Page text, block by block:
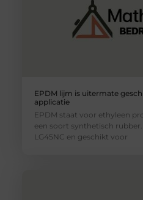
EPDM lijm is uitermate
applicatie
EPDM staat voor ethyleen
een soort synthetisch
LG45NC en geschikt voor